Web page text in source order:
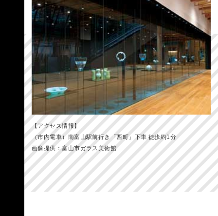
【アクセス情報】
（市内電車）南富山駅前行き「西町」下車 徒歩約1分
画像提供：富山市ガラス美術館